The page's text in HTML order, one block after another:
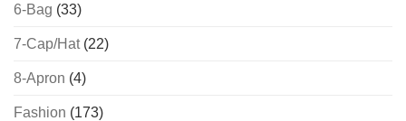
6-Bag (33)
7-Cap/Hat(22)
8-Apron (4)
Fashion (173)